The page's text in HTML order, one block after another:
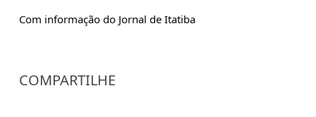
Com informação do Jornal de Itatiba
COMPARTILHE